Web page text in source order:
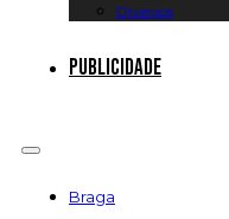
Diversos
Publicidade
Braga